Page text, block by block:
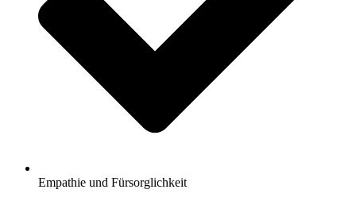
Empathie und Fürsorglichkeit